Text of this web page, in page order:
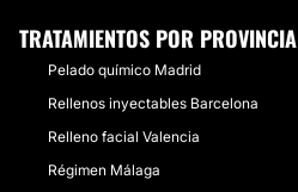
TRATAMIENTOS POR PROVINCIA
Pelado químico Madrid
Rellenos inyectables Barcelona
Relleno facial Valencia
Régimen Málaga